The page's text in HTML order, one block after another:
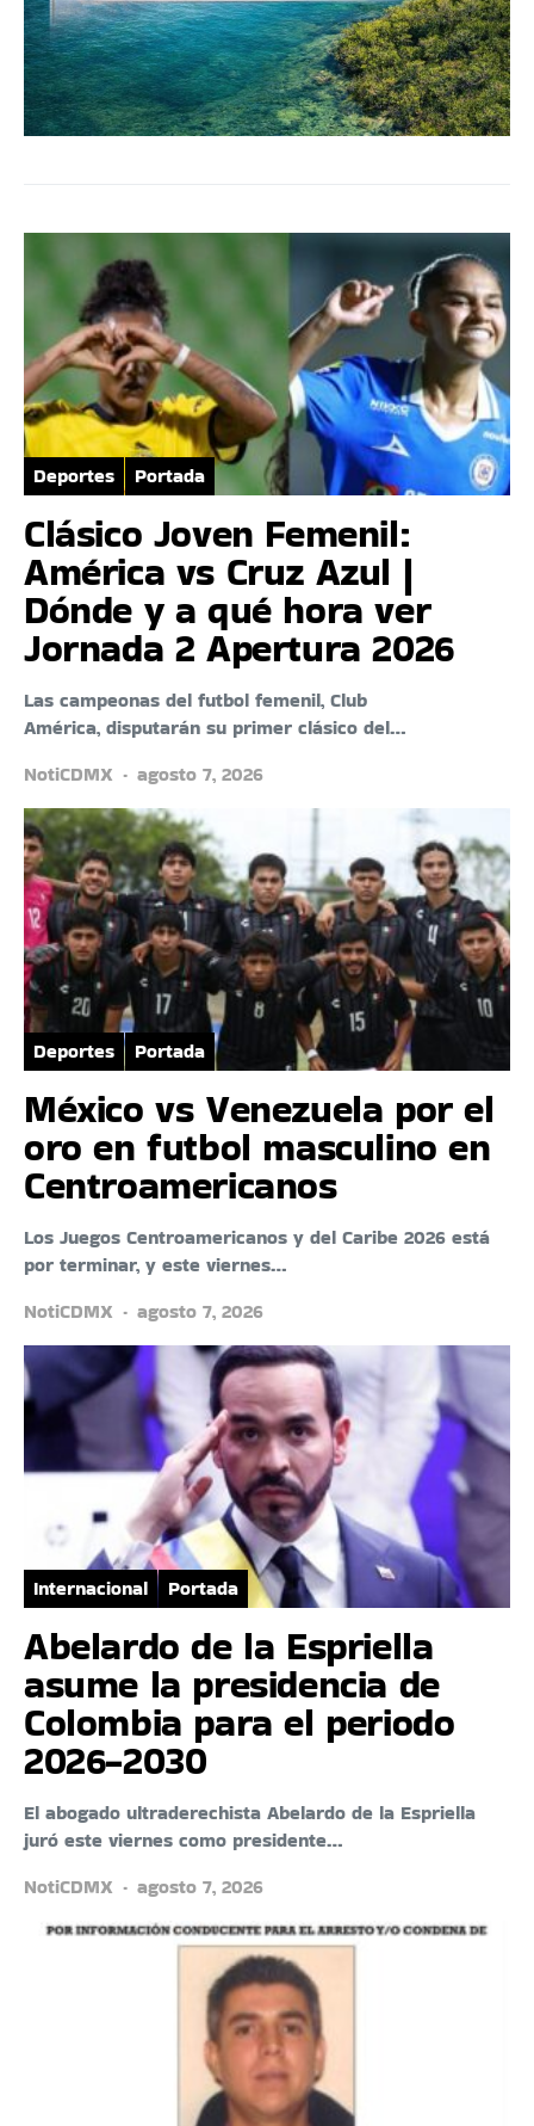
Deportes Portada
Clásico Joven Femenil:
América vs Cruz Azul |
Dónde y a qué hora ver
Jornada 2 Apertura 2026
Las campeonas del futbol femenil, Club
América, disputarán su primer clásico del…
NotiCDMX
agosto 7, 2026
Deportes Portada
México vs Venezuela por el
oro en futbol masculino en
Centroamericanos
Los Juegos Centroamericanos y del Caribe 2026 está
por terminar, y este viernes…
NotiCDMX
agosto 7, 2026
Internacional Portada
Abelardo de la Espriella
asume la presidencia de
Colombia para el periodo
2026-2030
El abogado ultraderechista Abelardo de la Espriella
juró este viernes como presidente…
NotiCDMX
agosto 7, 2026